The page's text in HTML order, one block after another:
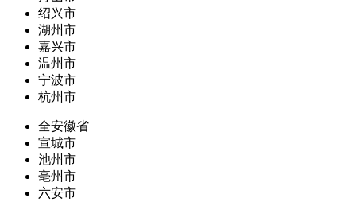
绍兴市
湖州市
嘉兴市
温州市
宁波市
杭州市
全安徽省
宣城市
池州市
亳州市
六安市